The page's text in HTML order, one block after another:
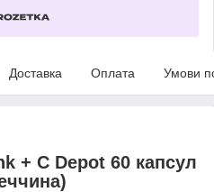
Доставка Оплата Умови
+ C Depot 60 капсул